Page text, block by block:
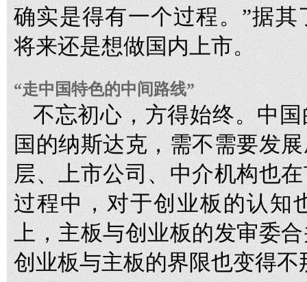
确实是得有一个过程。”据
将来还是想做国内上市。
“走中国特色的中间路线”
不忘初心，方得始终。中
国的纳斯达克，需不需要发
层、上市公司、中介机构也
过程中，对于创业板的认知
上，主板与创业板的发审委
创业板与主板的界限也变得不